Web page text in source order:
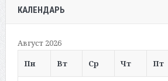
КАЛЕНДАРЬ
Август 2026
Пн
Вт Ср Чт Пт